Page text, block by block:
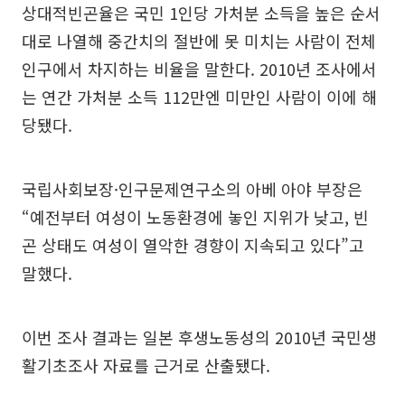
상대적빈곤율은 국민 1인당 가처분 소득을 높은 순서
대로 나열해 중간치의 절반에 못 미치는 사람이 전체
인구에서 차지하는 비율을 말한다. 2010년 조사에서
는 연간 가처분 소득 112만엔 미만인 사람이 이에 해
당됐다.
국립사회보장·인구문제연구소의 아베 아야 부장은
“예전부터 여성이 노동환경에 놓인 지위가 낮고, 빈
곤 상태도 여성이 열악한 경향이 지속되고 있다”고
말했다.
이번 조사 결과는 일본 후생노동성의 2010년 국민생
활기초조사 자료를 근거로 산출됐다.